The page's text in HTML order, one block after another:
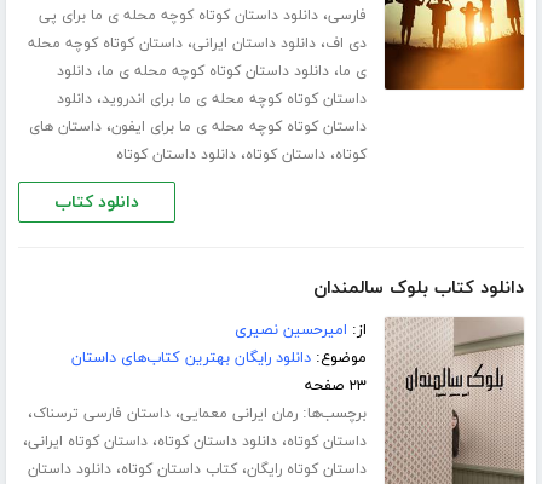
فارسی،دانلود داستان کوتاه کوچه محله ی ما برای پی
دی اف،دانلود داستان ایرانی،داستان کوتاه کوچه محله
ی ما،دانلود داستان کوتاه کوچه محله ی ما،دانلود
داستان کوتاه کوچه محله ی ما برای اندروید،دانلود
داستان کوتاه کوچه محله ی ما برای ایفون،داستان های
کوتاه،داستان کوتاه،دانلود داستان کوتاه
دانلود کتاب
دانلود کتاب بلوک سالمندان
از: امیرحسین نصیری
موضوع:دانلود رایگان بهترین کتاب‌های داستان
۲۳ صفحه
برچسب‌ها:رمان ایرانی معمایی،داستان فارسی ترسناک،
داستان کوتاه،دانلود داستان کوتاه،داستان کوتاه ایرانی،
داستان کوتاه رایگان،کتاب داستان کوتاه،دانلود داستان